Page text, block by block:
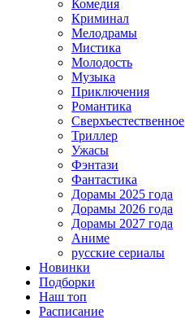
Комедия
Криминал
Мелодрамы
Мистика
Молодость
Музыка
Приключения
Романтика
Сверхъестественное
Триллер
Ужасы
Фэнтази
Фантастика
Дорамы 2025 года
Дорамы 2026 года
Дорамы 2027 года
Аниме
русские сериалы
Новинки
Подборки
Наш топ
Расписание